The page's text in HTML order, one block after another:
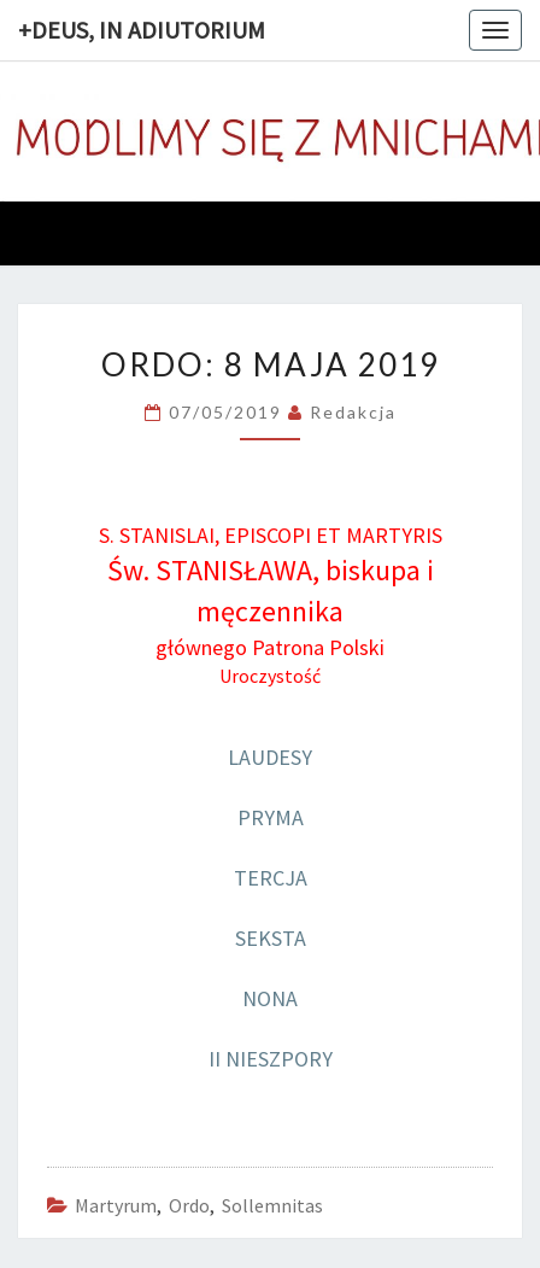
+DEUS, IN ADIUTORIUM
8
2019
ORDO: 8 MAJA 2019
07/05/2019 Redakcja
S. STANISLAI, EPISCOPI ET MARTYRIS
Św. STANISŁAWA, biskupa i
męczennika
głównego Patrona Polski
Uroczystość
LAUDESY
PRYMA
TERCJA
SEKSTA
NONA
II NIESZPORY
Martyrum, Ordo, Sollemnitas